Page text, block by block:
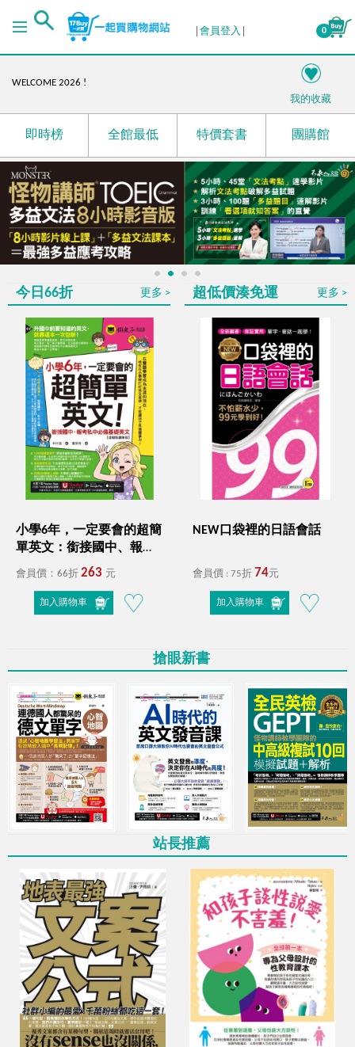
會員登入 0
I'm your best choice!
語你相遇，未來複利!
WELCOME 2026 !
攻略！
母親節限定！愛在心頭，創造感動時光！
RUN UP! 掌握商務英文和多益，提升職場OUTPUT競爭
力!
國際書展展後加碼！
最低69折起，多買多優惠
11月超殺優惠！日韓外語樣樣行
學習檢定全攻略！
11月超殺優惠！從英文新手到高手
全年零、全方位能力突破！
４月份自學書展活動－語你相遇，未來複利！
I'm your best choice!
語你相遇，未來複利!
WELCOME 2026 !
RUN UP! 掌握商務英文和多益，提升職場OUTPUT競爭
最低69折起，多買多優惠
11月超殺優惠！日韓外語樣樣行
學習檢定全攻略！
11月超殺優惠！從英文新手到高手
全年零、全方位能力突破！
我的收藏
即時榜 全館最低 特價套書 團購館
1 4
今日66折 更多
小學6年，一定要會的超簡
單英文：銜接國中、報考
私中必備基礎英文【虛擬
App」內含VRP虛擬點讀筆
＋200題線上測驗＋英文字
會員價：66折 263 元
加入購物車
超低價湊免運 更多
NEW口袋裡的日語會話
會員價 : 75折 74元
加入購物車
搶眼新書
站長推薦